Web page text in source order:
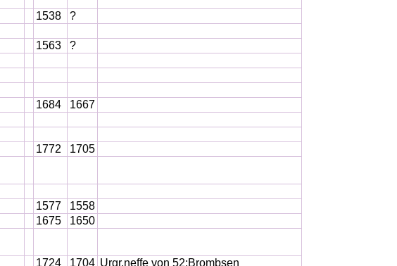
1538
?
1563
?
1684
1667
1772
1705
1577
1558
1675
1650
1724 1704 Urgr.neffe von 52:Brombsen